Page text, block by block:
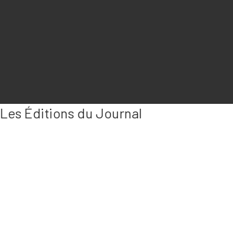
Les Éditions du Journal